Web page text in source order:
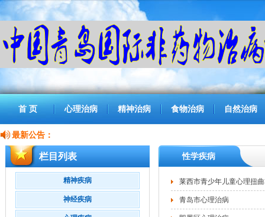
首 页 心理治病 精神治病 食物治病 自然治病
最新公告：
栏目列表
精神疾病
神经疾病
性学疾病
莱西市青少年儿童心理扭
青岛市心理治病